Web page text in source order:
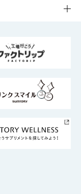
ィ経営